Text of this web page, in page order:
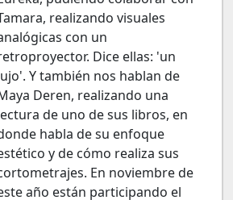
realizando visuales
con un
Dice ellas: 'un
Y también nos hablan de
Deren, realizando una
de uno de sus libros, en
habla de su enfoque
y de cómo realiza sus
En noviembre de
año están participando el